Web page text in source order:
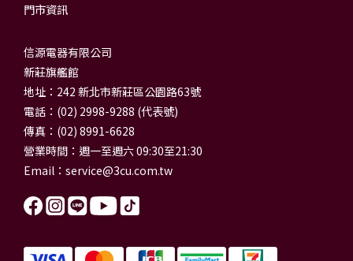
門市資訊
信源電器有限公司
新莊旗艦館
地址：242 新北市新莊區公園路63號
電話：(02) 2998-9288 (代表號)
傳真：(02) 8991-6628
營業時間：週一至週六 09:30至21:30
Email： service@3cu.com.tw